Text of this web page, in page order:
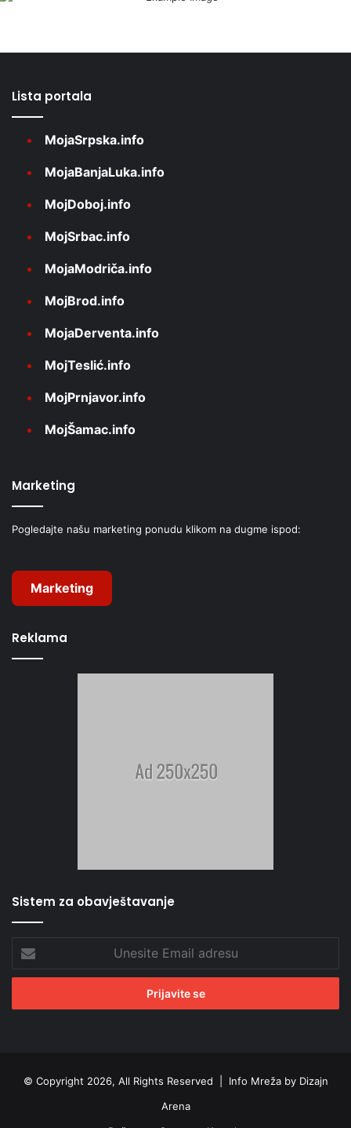
Lista portala
MojaSrpska.info
MojaBanjaLuka.info
MojDoboj.info
MojSrbac.info
MojaModriča.info
MojBrod.info
MojaDerventa.info
MojTeslić.info
MojPrnjavor.info
MojŠamac.info
Marketing
Pogledajte našu marketing ponudu klikom na dugme ispod:
Marketing
Reklama
Sistem za obavještavanje
Email
adresu
© Copyright 2026, All Rights Reserved | Info Mreža by Dizajn
Arena